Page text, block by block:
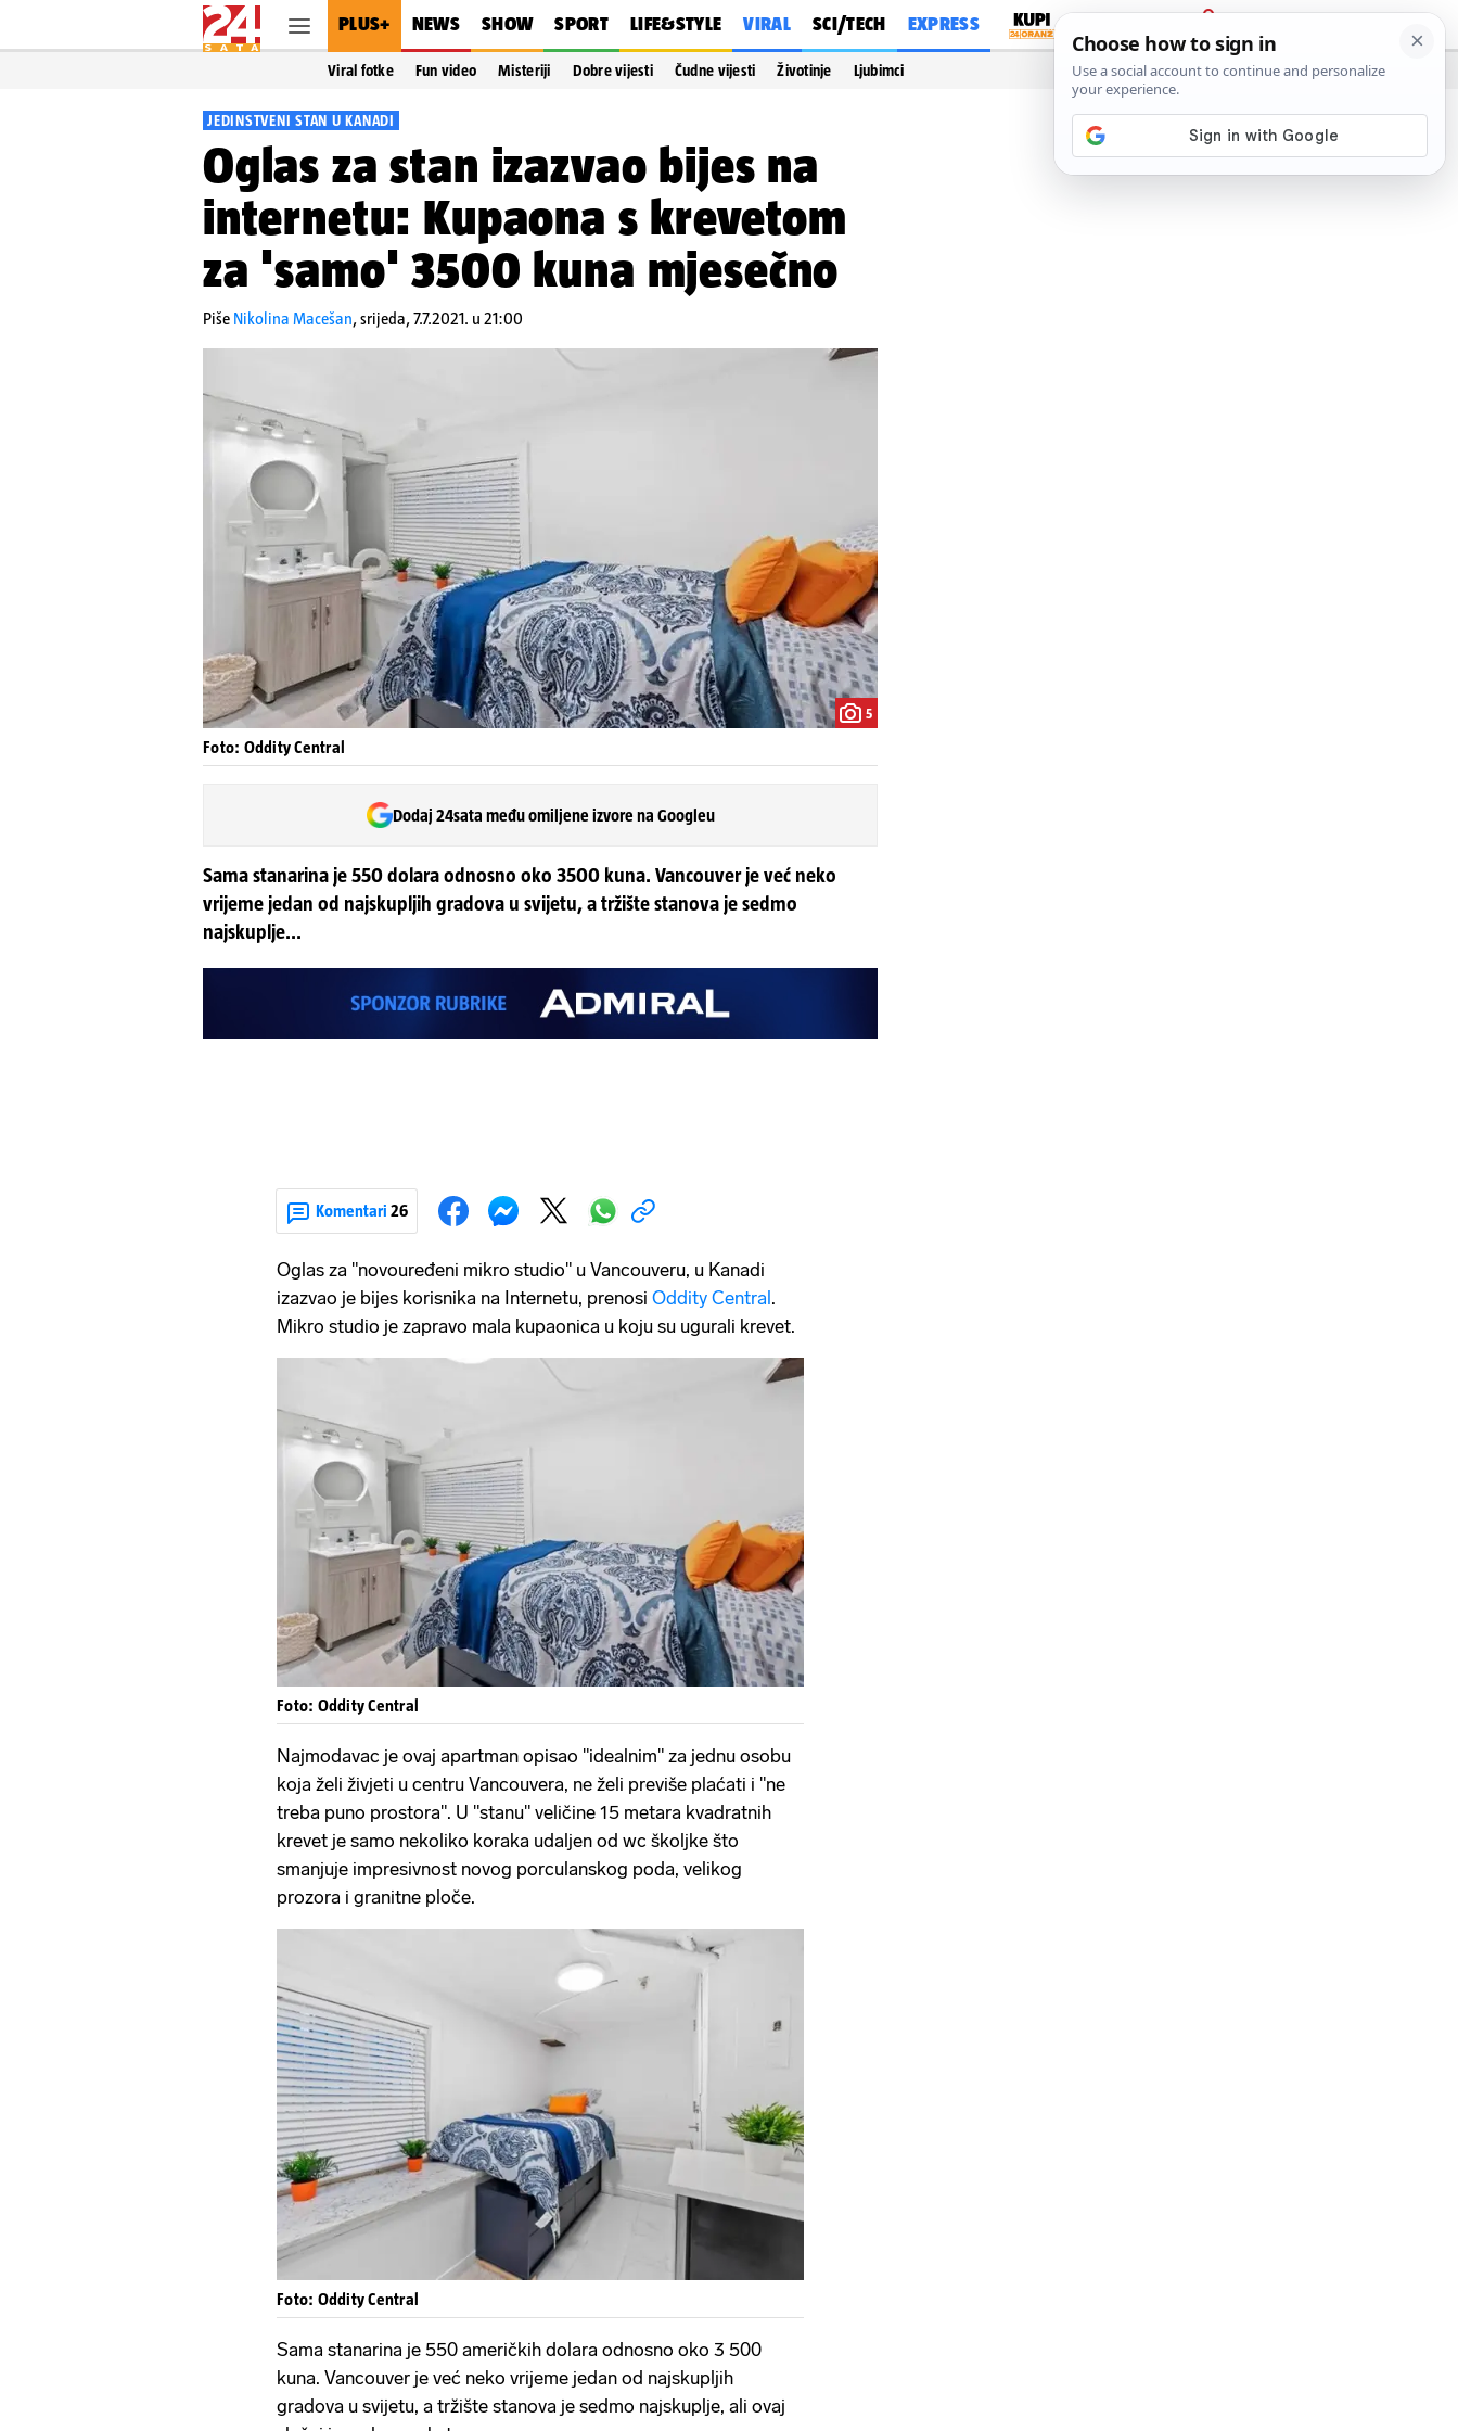
PLUS+ NEWS SHOW SPORT LIFE&STYLE VIRAL SCI/TECH EXPRESS
PRIJAVA
Viral fotke Fun video Misteriji Dobre vijesti Čudne vijesti Životinje Ljubimci
JEDINSTVENI STAN U KANADI
Oglas za stan izazvao bijes na
internetu: Kupaona s krevetom
za 'samo' 3500 kuna mjesečno
Piše Nikolina Macešan,srijeda, 7.7.2021. u 21:00
5
Foto: Oddity Central
Dodaj 24sata među omiljene izvore na Googleu
Sama stanarina je 550 dolara odnosno oko 3500 kuna. Vancouver je već neko
vrijeme jedan od najskupljih gradova u svijetu, a tržište stanova je sedmo
najskuplje...
Komentari 26
Oglas za "novouređeni mikro studio" u Vancouveru, u Kanadi
izazvao je bijes korisnika na Internetu, prenosi Oddity Central.
Mikro studio je zapravo mala kupaonica u koju su ugurali krevet.
Foto: Oddity Central
Najmodavac je ovaj apartman opisao "idealnim" za jednu osobu
koja želi živjeti u centru Vancouvera, ne želi previše plaćati i "ne
treba puno prostora". U "stanu" veličine 15 metara kvadratnih
krevet je samo nekoliko koraka udaljen od wc školjke što
smanjuje impresivnost novog porculanskog poda, velikog
prozora i granitne ploče.
Foto: Oddity Central
Sama stanarina je 550 američkih dolara odnosno oko 3 500
kuna. Vancouver je već neko vrijeme jedan od najskupljih
gradova u svijetu, a tržište stanova je sedmo najskuplje, ali ovaj